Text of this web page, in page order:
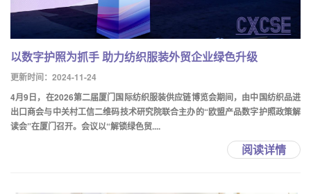
以数字护照为抓手 助力纺织服装外贸企业绿色升级
更新时间：2024-11-24
4月9日，在2026第二届厦门国际纺织服装供应链博览会期间，由中国纺织品进
出口商会与中关村工信二维码技术研究院联合主办的“欧盟产品数字护照政策解
读会”在厦门召开。会议以“解锁绿色贸....
阅读详情